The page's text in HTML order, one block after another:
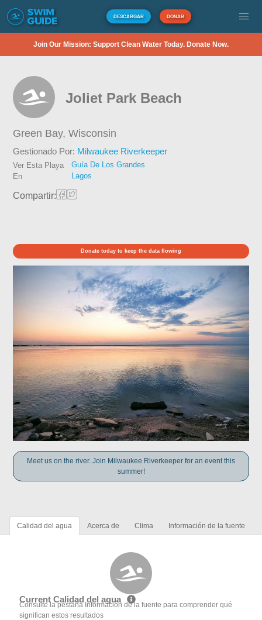
DESCARGAR DONAR
Join Our Mission: Support Clean Water Today. Donate Now.
Joliet Park Beach
Green Bay,Wisconsin
Gestionado Por: Milwaukee Riverkeeper
Ver Esta Playa
En
Guía De Los Grandes
Lagos
Compartir:
Donate today to keep the data flowing
Meet us on the river. Join Milwaukee Riverkeeper for an event this
summer!
Calidad del agua Acerca de Clima Información de la fuente
Current Calidad del agua
Consulte la pestaña Información de la fuente para comprender qué
significan estos resultados